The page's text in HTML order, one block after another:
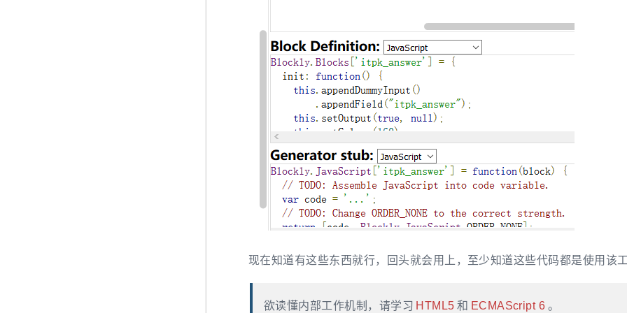
现在知道有这些东西就行，回头就会用上，至少知道这些代码都是使用该工
欲读懂内部工作机制，请学习 HTML5 和 ECMAScript 6 。